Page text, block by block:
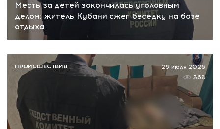
Месть за детей закончилась уголовным
делом: житель Кубани сжег беседку на базе
отдыха
26 июля 2026
368
ПРОИСШЕСТВИЯ